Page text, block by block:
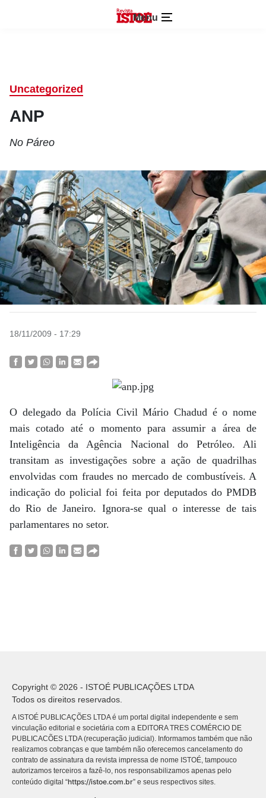
Menu
Uncategorized
ANP
No Páreo
18/11/2009 - 17:29
O delegado da Polícia Civil Mário Chadud é o nome
mais cotado até o momento para assumir a área de
Inteligência da Agência Nacional do Petróleo. Ali
transitam as investigações sobre a ação de quadrilhas
envolvidas com fraudes no mercado de combustíveis. A
indicação do policial foi feita por deputados do PMDB
do Rio de Janeiro. Ignora-se qual o interesse de tais
parlamentares no setor.
Copyright © 2026 - ISTOÉ PUBLICAÇÕES LTDA
Todos os direitos reservados.
A ISTOÉ PUBLICAÇÕES LTDA é um portal digital independente e sem
vinculação editorial e societária com a EDITORA TRES COMÉRCIO DE
PUBLICACÕES LTDA (recuperação judicial). Informamos também que não
realizamos cobranças e que também não oferecemos cancelamento do
contrato de assinatura da revista impressa de nome ISTOÉ, tampouco
autorizamos terceiros a fazê-lo, nos responsabilizamos apenas pelo
conteúdo digital “https://istoe.com.br” e seus respectivos sites.